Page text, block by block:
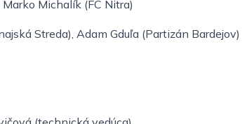
Marko Michalík (FC Nitra)
Streda), Adam Gduľa (Partizán Bardejov)